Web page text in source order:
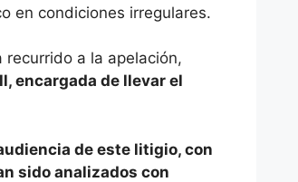
en condiciones irregulares.
a la apelación,
encargada de llevar el
de este litigio, con
sido analizados con